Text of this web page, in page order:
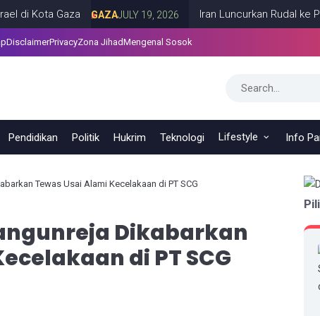
Gaza GAZA JULY 19, 2026 Iran Luncurkan Rudal ke
DisclaimerPrivacyZona JihadMengenal Sosok
Pendidikan Politik Hukrim Teknologi Lifestyle Info
Tewas Usai Alami Kecelakaan di PT SCG
Dikabarkan
di PT SCG